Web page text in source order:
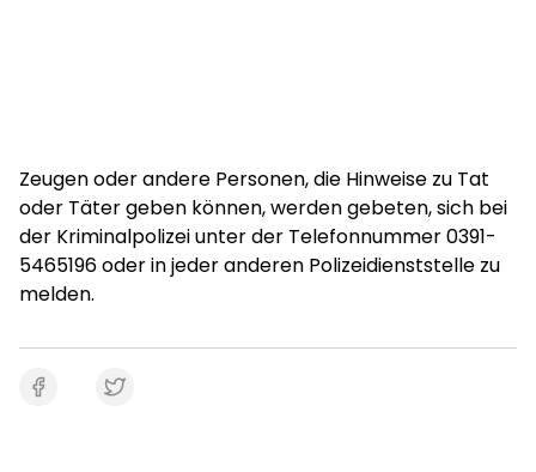
Zeugen oder andere Personen, die Hinweise zu Tat
oder Täter geben können, werden gebeten, sich bei
der Kriminalpolizei unter der Telefonnummer 0391-
5465196 oder in jeder anderen Polizeidienststelle zu
melden.